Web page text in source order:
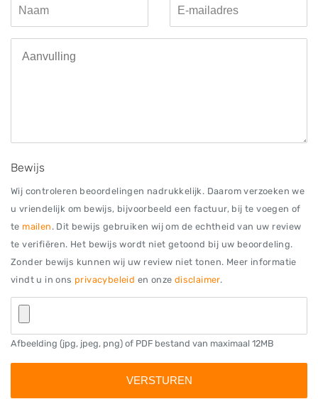
Bewijs
Wij controleren beoordelingen nadrukkelijk. Daarom verzoeken we
u vriendelijk om bewijs, bijvoorbeeld een factuur, bij te voegen of
te mailen . Dit bewijs gebruiken wij om de echtheid van uw review
te verifiëren. Het bewijs wordt niet getoond bij uw beoordeling.
Zonder bewijs kunnen wij uw review niet tonen. Meer informatie
vindt u in ons privacybeleid en onze disclaimer.
Afbeelding (jpg, jpeg, png) of PDF bestand van maximaal 12MB